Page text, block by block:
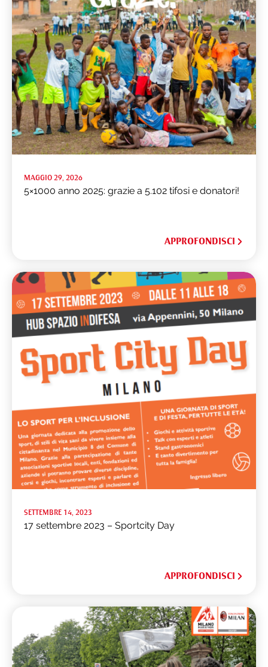
MAGGIO 29, 2026
5×1000 anno 2025: grazie a 5.102 tifosi e donatori!
APPROFONDISCI
SETTEMBRE 14, 2023
17 settembre 2023 – Sportcity Day
APPROFONDISCI